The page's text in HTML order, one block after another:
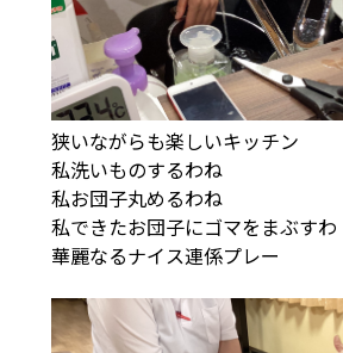
狭いながらも楽しいキッチン
私洗いものするわね
私お団子丸めるわね
私できたお団子にゴマをまぶすわ
華麗なるナイス連係プレー